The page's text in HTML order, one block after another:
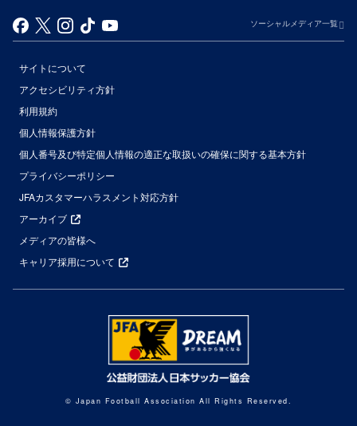
ソーシャルメディア一覧
サイトについて
アクセシビリティ方針
利用規約
個人情報保護方針
個人番号及び特定個人情報の適正な取扱いの確保に関する基本方針
プライバシーポリシー
JFAカスタマーハラスメント対応方針
アーカイブ
メディアの皆様へ
キャリア採用について
© Japan Football Association All Rights Reserved.